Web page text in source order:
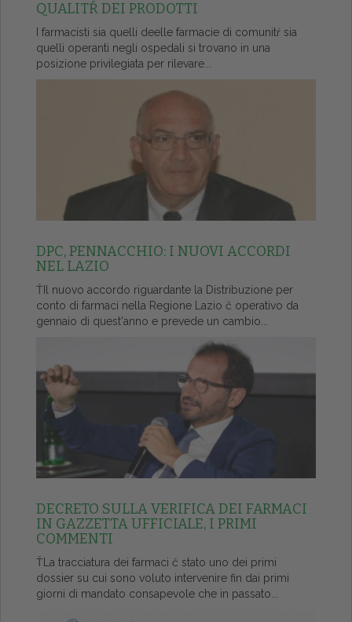
QUALITŔ DEI PRODOTTI
I farmacisti sia quelli deelle farmacie di comunitŕ sia
quelli operanti negli ospedali si trovano in una
posizione privilegiata per rilevare...
DPC, PENNACCHIO: I NUOVI ACCORDI
NEL LAZIO
ŤIl nuovo accordo riguardante la Distribuzione per
conto di farmaci nella Regione Lazio č operativo da
gennaio di quest'anno e prevede un cambio...
DECRETO SULLA VERIFICA DEI FARMACI
IN GAZZETTA UFFICIALE, I PRIMI
COMMENTI
ŤLa tracciatura dei farmaci č stato uno dei primi
dossier su cui sono voluto intervenire fin dai primi
giorni di mandato consapevole che in passato...